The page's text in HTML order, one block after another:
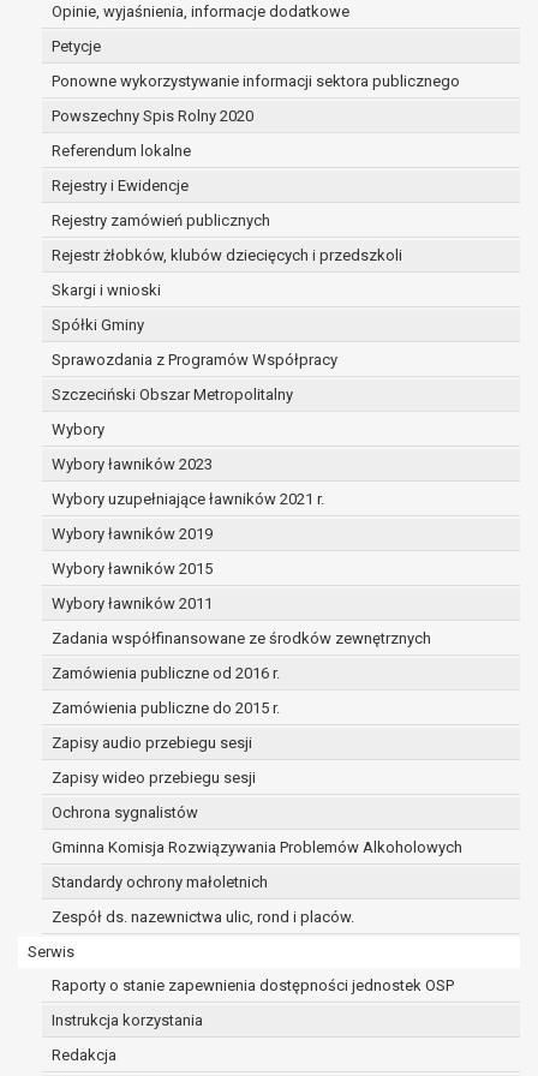
Opinie, wyjaśnienia, informacje dodatkowe
Petycje
Ponowne wykorzystywanie informacji sektora publicznego
Powszechny Spis Rolny 2020
Referendum lokalne
Rejestry i Ewidencje
Rejestry zamówień publicznych
Rejestr żłobków, klubów dziecięcych i przedszkoli
Skargi i wnioski
Spółki Gminy
Sprawozdania z Programów Współpracy
Szczeciński Obszar Metropolitalny
Wybory
Wybory ławników 2023
Wybory uzupełniające ławników 2021 r.
Wybory ławników 2019
Wybory ławników 2015
Wybory ławników 2011
Zadania współfinansowane ze środków zewnętrznych
Zamówienia publiczne od 2016 r.
Zamówienia publiczne do 2015 r.
Zapisy audio przebiegu sesji
Zapisy wideo przebiegu sesji
Ochrona sygnalistów
Gminna Komisja Rozwiązywania Problemów Alkoholowych
Standardy ochrony małoletnich
Zespół ds. nazewnictwa ulic, rond i placów.
Serwis
Raporty o stanie zapewnienia dostępności jednostek OSP
Instrukcja korzystania
Redakcja
dane są nieprawidłowe lub
prawo do żądania usunięcia danych
osobowych (tzw. prawo do bycia
zapomnianym) na podstawie art. 17 RODO,
w przypadku gdy:
dane nie są już niezbędne do celów,
dla których były zebrane lub w inny
sposób przetwarzane,
osoba, której dane dotyczą, wniosła
sprzeciw wobec przetwarzania
danych osobowych,
zgodę na przetwarzanie danych
osobowych, która jest podstawą
przetwarzania danych i nie ma innej
danych,
dane osobowe przetwarzane są
niezgodnie z prawem,
dane osobowe muszą być usunięte w
celu wywiązania się z obowiązku
prawo do żądania ograniczenia
przetwarzania danych osobowych na
podstawie art. 18 RODO, w przypadku gdy:
osoba, której dane dotyczą
kwestionuje prawidłowość danych
osobowych – na okres pozwalający
administratorowi sprawdzić
przetwarzanie danych jest niezgodne
z prawem, a osoba, której dane
dotyczą, sprzeciwia się usunięciu
danych, żądając w zamian ich
ograniczenia,
danych dla swoich celów, ale osoba,
której dane dotyczą, potrzebuje ich do
ustalenia, obrony lub dochodzenia
roszczeń,